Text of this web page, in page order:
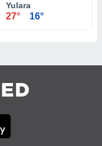
Yulara
27° 16°